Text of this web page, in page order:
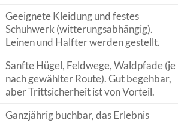
Geeignete Kleidung und festes
Schuhwerk (witterungsabhängig).
Leinen und Halfter werden gestellt.
Sanfte Hügel, Feldwege, Waldpfade (je
nach gewählter Route). Gut begehbar,
aber Trittsicherheit ist von Vorteil.
Ganzjährig buchbar, das Erlebnis